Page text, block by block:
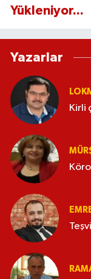
Yükleniyor...
Yazarlar
Kirli